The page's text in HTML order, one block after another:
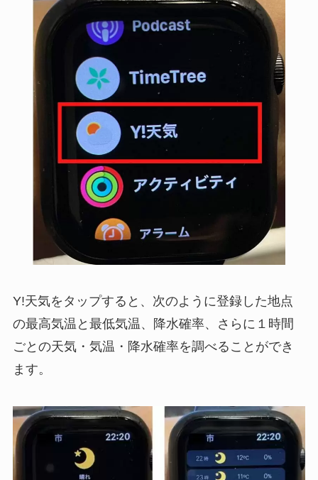
Y!天気をタップすると、次のように登録した地点
の最高気温と最低気温、降水確率、さらに１時間
ごとの天気・気温・降水確率を調べることができ
ます。